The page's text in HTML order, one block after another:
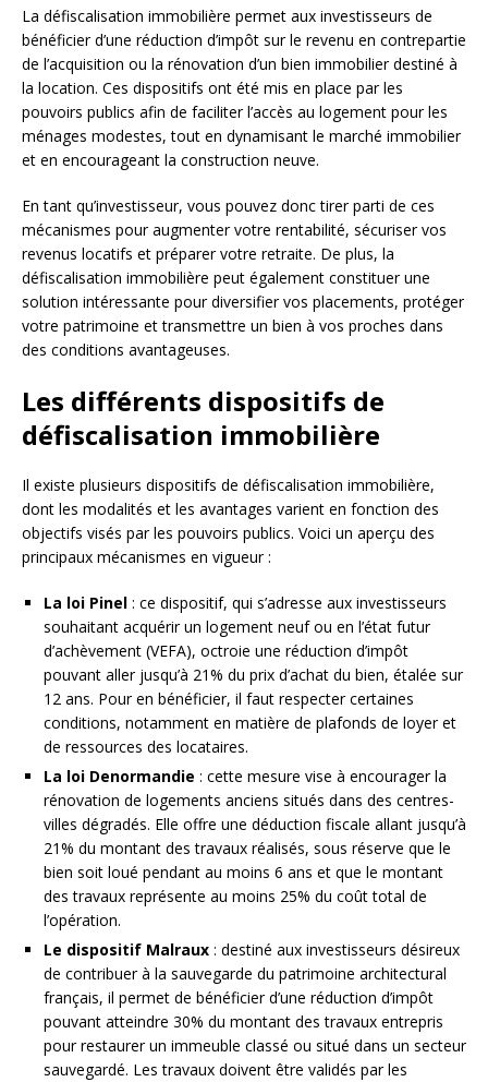
La défiscalisation immobilière permet aux investisseurs de
bénéficier d’une réduction d’impôt sur le revenu en contrepartie
de l’acquisition ou la rénovation d’un bien immobilier destiné à
la location. Ces dispositifs ont été mis en place par les
pouvoirs publics afin de faciliter l’accès au logement pour les
ménages modestes, tout en dynamisant le marché immobilier
et en encourageant la construction neuve.
En tant qu’investisseur, vous pouvez donc tirer parti de ces
mécanismes pour augmenter votre rentabilité, sécuriser vos
revenus locatifs et préparer votre retraite. De plus, la
défiscalisation immobilière peut également constituer une
solution intéressante pour diversifier vos placements, protéger
votre patrimoine et transmettre un bien à vos proches dans
des conditions avantageuses.
Les différents dispositifs de
défiscalisation immobilière
Il existe plusieurs dispositifs de défiscalisation immobilière,
dont les modalités et les avantages varient en fonction des
objectifs visés par les pouvoirs publics. Voici un aperçu des
principaux mécanismes en vigueur :
La loi Pinel : ce dispositif, qui s’adresse aux investisseurs
souhaitant acquérir un logement neuf ou en l’état futur
d’achèvement (VEFA), octroie une réduction d’impôt
pouvant aller jusqu’à 21% du prix d’achat du bien, étalée sur
12 ans. Pour en bénéficier, il faut respecter certaines
conditions, notamment en matière de plafonds de loyer et
de ressources des locataires.
La loi Denormandie : cette mesure vise à encourager la
rénovation de logements anciens situés dans des centres-
villes dégradés. Elle offre une déduction fiscale allant jusqu’à
21% du montant des travaux réalisés, sous réserve que le
bien soit loué pendant au moins 6 ans et que le montant
des travaux représente au moins 25% du coût total de
l’opération.
Le dispositif Malraux : destiné aux investisseurs désireux
de contribuer à la sauvegarde du patrimoine architectural
français, il permet de bénéficier d’une réduction d’impôt
pouvant atteindre 30% du montant des travaux entrepris
pour restaurer un immeuble classé ou situé dans un secteur
sauvegardé. Les travaux doivent être validés par les